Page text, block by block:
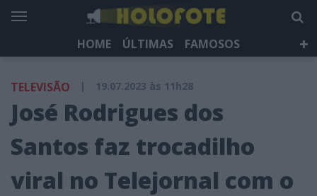
HOME ÚLTIMAS
FAMOSOS
HOLOFOTE TV
NEWSLETTER
TELEVISÃO | 19.07.2023 às 11h28
José Rodrigues dos
Santos faz trocadilho
viral no Telejornal com o